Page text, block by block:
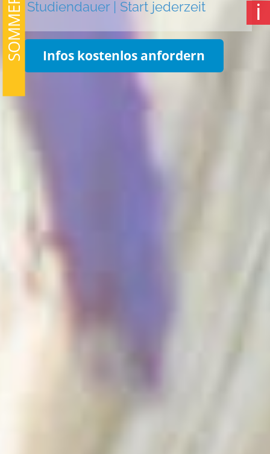
Studiendauer | Start jederzeit
Infos kostenlos anfordern
ℹ